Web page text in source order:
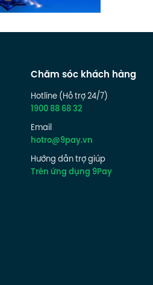
Chăm sóc khách hàng
Hotline (Hỗ trợ 24/7)
1900 88 68 32
Email
hotro@9pay.vn
Hướng dẫn trợ giúp
Trên ứng dụng 9Pay